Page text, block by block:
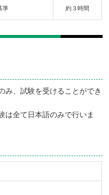
準 約３時間
み、試験を受けることができ
は全て日本語のみで行いま